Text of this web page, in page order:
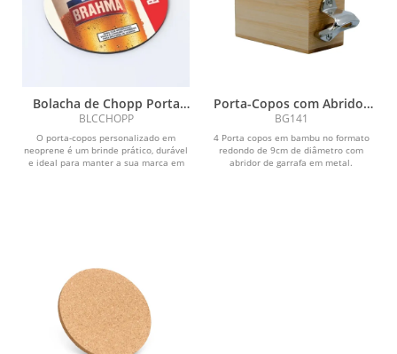
Bolacha de Chopp Porta
Copos Personalizada
BLCCHOPP
O porta-copos personalizado em
neoprene é um brinde prático, durável
e ideal para manter a sua marca em
Porta-Copos com Abridor
de Garrafas
BG141
4 Porta copos em bambu no formato
redondo de 9cm de diâmetro com
abridor de garrafa em metal.